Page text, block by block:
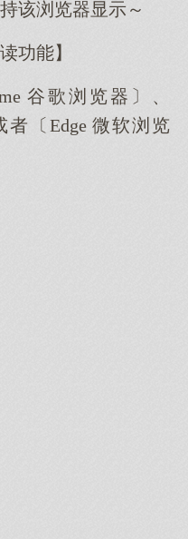
该浏览器显示～
功能】
谷歌浏览器〕、
者〔Edge 微软浏览